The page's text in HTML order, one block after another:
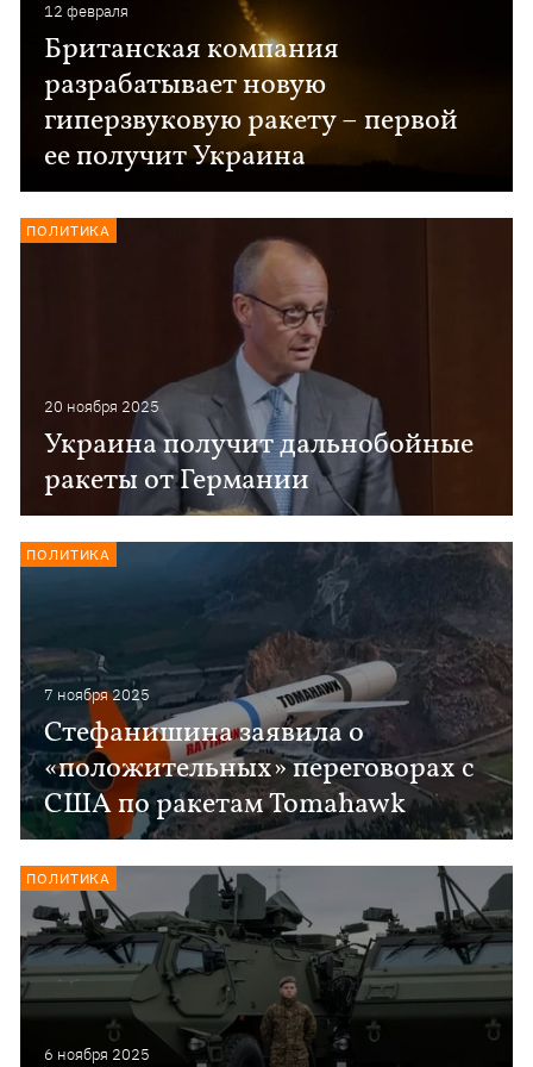
12 февраля
Британская компания
разрабатывает новую
гиперзвуковую ракету – первой
ее получит Украина
20 ноября 2025
Украина получит дальнобойные
ракеты от Германии
ПОЛИТИКА
7 ноября 2025
Стефанишина заявила о
«положительных» переговорах с
США по ракетам Tomahawk
ПОЛИТИКА
6 ноября 2025
ПОЛИТИКА